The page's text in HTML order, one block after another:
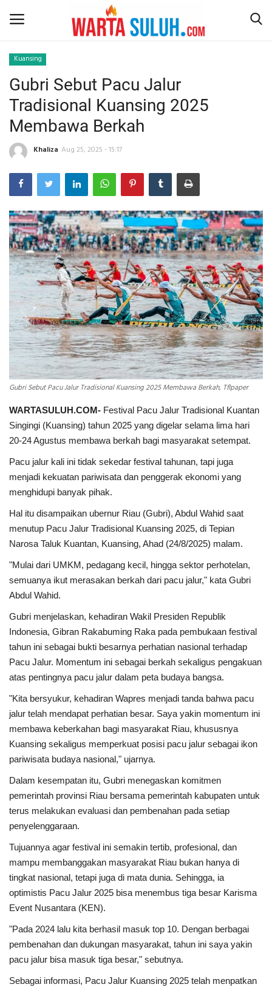
Home
NEWS
JAZIRAH RIAU
POLITIK
PSPS PEKANBARU
LIFESTYLE
INDEKS
HEALTHY
Kuansing
Gubri Sebut Pacu Jalur
Tradisional Kuansing 2025
Membawa Berkah
Khaliza Aug 25, 2025 - 15:17
Gubri Sebut Pacu Jalur Tradisional Kuansing 2025 Membawa Berkah, Tflpaper
WARTASULUH.COM- Festival Pacu Jalur Tradisional Kuantan
Singingi (Kuansing) tahun 2025 yang digelar selama lima hari
20-24 Agustus membawa berkah bagi masyarakat setempat.
Pacu jalur kali ini tidak sekedar festival tahunan, tapi juga
menjadi kekuatan pariwisata dan penggerak ekonomi yang
menghidupi banyak pihak.
Hal itu disampaikan ubernur Riau (Gubri), Abdul Wahid saat
menutup Pacu Jalur Tradisional Kuansing 2025, di Tepian
Narosa Taluk Kuantan, Kuansing, Ahad (24/8/2025) malam.
"Mulai dari UMKM, pedagang kecil, hingga sektor perhotelan,
semuanya ikut merasakan berkah dari pacu jalur," kata Gubri
Abdul Wahid.
Gubri menjelaskan, kehadiran Wakil Presiden Republik
Indonesia, Gibran Rakabuming Raka pada pembukaan festival
tahun ini sebagai bukti besarnya perhatian nasional terhadap
Pacu Jalur. Momentum ini sebagai berkah sekaligus pengakuan
atas pentingnya pacu jalur dalam peta budaya bangsa.
"Kita bersyukur, kehadiran Wapres menjadi tanda bahwa pacu
jalur telah mendapat perhatian besar. Saya yakin momentum ini
membawa keberkahan bagi masyarakat Riau, khususnya
Kuansing sekaligus memperkuat posisi pacu jalur sebagai ikon
pariwisata budaya nasional," ujarnya.
Dalam kesempatan itu, Gubri menegaskan komitmen
pemerintah provinsi Riau bersama pemerintah kabupaten untuk
terus melakukan evaluasi dan pembenahan pada setiap
penyelenggaraan.
Tujuannya agar festival ini semakin tertib, profesional, dan
mampu membanggakan masyarakat Riau bukan hanya di
tingkat nasional, tetapi juga di mata dunia. Sehingga, ia
optimistis Pacu Jalur 2025 bisa menembus tiga besar Karisma
Event Nusantara (KEN).
"Pada 2024 lalu kita berhasil masuk top 10. Dengan berbagai
pembenahan dan dukungan masyarakat, tahun ini saya yakin
pacu jalur bisa masuk tiga besar," sebutnya.
Sebagai informasi, Pacu Jalur Kuansing 2025 telah menpatkan